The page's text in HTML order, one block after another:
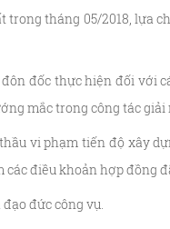
tháng 05/2018, lựa
đốc thực hiện đối với
mắc trong công tác giải
vi phạm tiến độ xây
điều khoản hợp đồng
đức công vụ.